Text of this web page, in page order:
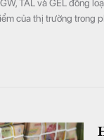
TAL và GEL đồng
của thị trường trong